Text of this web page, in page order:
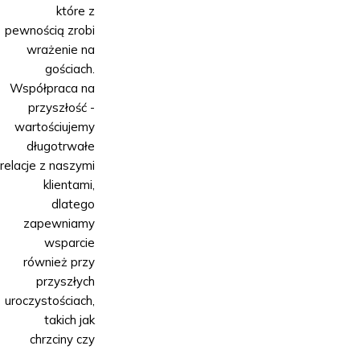
które z
pewnością zrobi
wrażenie na
gościach.
Współpraca na
przyszłość -
wartościujemy
długotrwałe
relacje z naszymi
klientami,
dlatego
zapewniamy
wsparcie
również przy
przyszłych
uroczystościach,
takich jak
chrzciny czy